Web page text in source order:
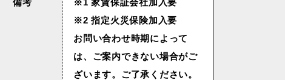
備考
※1 家賃保証会社加入要
※2 指定火災保険加入要
お問い合わせ時期によって
は、ご案内できない場合がご
ざいます。ご了承ください。